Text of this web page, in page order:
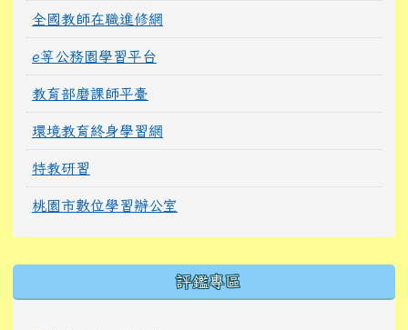
全國教師在職進修網
e等公務園學習平台
教育部磨課師平臺
環境教育終身學習網
特教研習
桃園市數位學習辦公室
評鑑專區